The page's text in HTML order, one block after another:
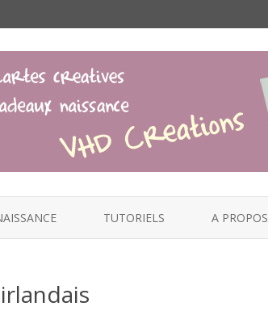
to
TUTORIELS A PROPOS